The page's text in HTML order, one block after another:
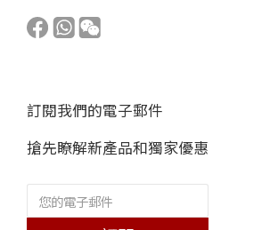
訂閱我們的電子郵件
搶先瞭解新產品和獨家優惠